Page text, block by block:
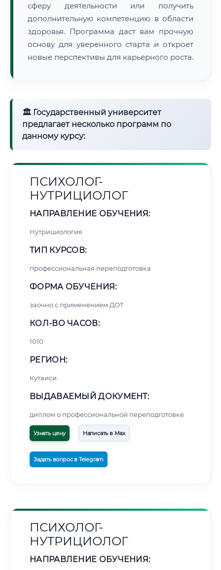
сферу деятельности или получить
дополнительную компетенцию в области
здоровья. Программа даст вам прочную
основу для уверенного старта и откроет
новые перспективы для карьерного роста.
🏛 Государственный университет
предлагает несколько программ по
данному курсу:
ПСИХОЛОГ-
НУТРИЦИОЛОГ
НАПРАВЛЕНИЕ ОБУЧЕНИЯ:
Нутрициология
ТИП КУРСОВ:
профессиональная переподготовка
ФОРМА ОБУЧЕНИЯ:
заочно с применением ДОТ
КОЛ-ВО ЧАСОВ:
1010
РЕГИОН:
Кутаиси
ВЫДАВАЕМЫЙ ДОКУМЕНТ:
диплом о профессиональной переподготовке
Узнать цену Написать в Max
Задать вопрос в Telegram
ПСИХОЛОГ-
НУТРИЦИОЛОГ
НАПРАВЛЕНИЕ ОБУЧЕНИЯ: